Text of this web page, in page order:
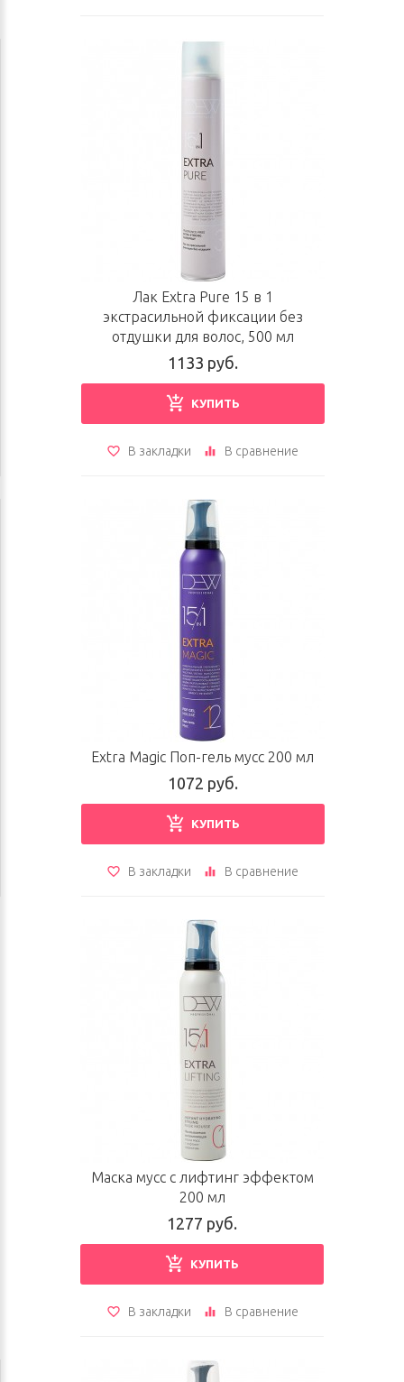
Лак Extra Pure 15 в 1
экстрасильной фиксации без
отдушки для волос, 500 мл
1133 руб.
КУПИТЬ
В закладки В сравнение
Extra Magic Поп-гель мусс 200 мл
1072 руб.
КУПИТЬ
В закладки В сравнение
Маска мусс с лифтинг эффектом
200 мл
1277 руб.
КУПИТЬ
В закладки В сравнение